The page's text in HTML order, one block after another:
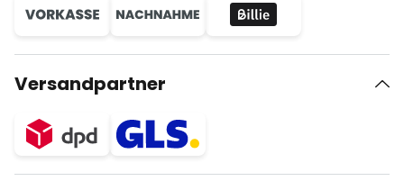
Versandpartner